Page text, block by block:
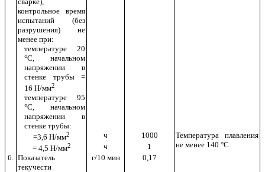
контрольное время
испытаний (без
разрушения) не
менее при:
температуре 20
°С, начальном
напряжении в
стенке трубы =
16 Н/мм2
температуре 95
°С, начальном
напряжении в
стенке трубы:
=3,6 Н/мм2 ч 1000
Температура плавления
не менее 140 °С
= 4,5 Н/мм2 ч
1
6. Показатель
текучести
г/10 мин 0,17